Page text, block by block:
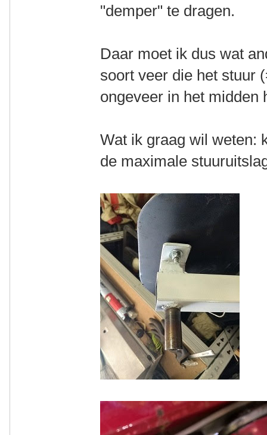
"demper" te dragen.
Daar moet ik dus wat
soort veer die het stuur
ongeveer in het midden
Wat ik graag wil weten:
de maximale